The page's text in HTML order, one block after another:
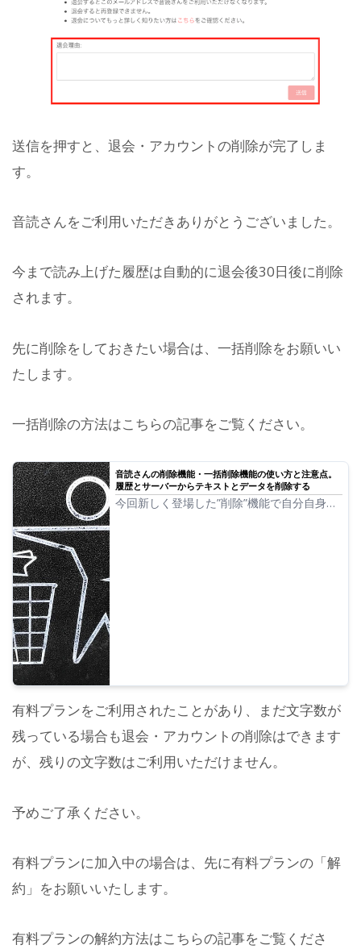
送信を押すと、退会・アカウントの削除が完了しま
す。
音読さんをご利用いただきありがとうございました。
今まで読み上げた履歴は自動的に退会後30日後に削除
されます。
先に削除をしておきたい場合は、一括削除をお願いい
たします。
一括削除の方法はこちらの記事をご覧ください。
音読さんの削除機能・一括削除機能の使い方と注意点。
履歴とサーバーからテキストとデータを削除する
今回新しく登場した”削除”機能で自分自身で
有料プランをご利用されたことがあり、まだ文字数が
残っている場合も退会・アカウントの削除はできます
が、残りの文字数はご利用いただけません。
予めご了承ください。
有料プランに加入中の場合は、先に有料プランの「解
約」をお願いいたします。
有料プランの解約方法はこちらの記事をご覧くださ